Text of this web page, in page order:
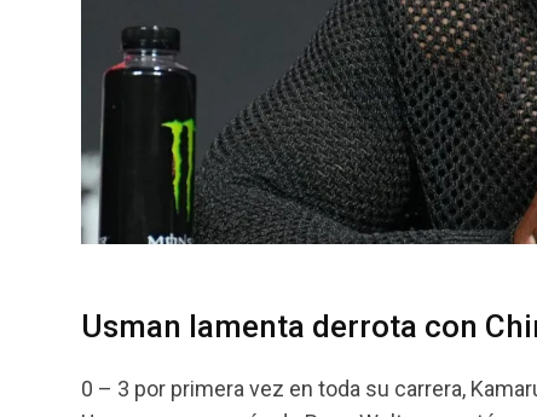
Usman lamenta derrota con
0 – 3 por primera vez en toda su carrera,